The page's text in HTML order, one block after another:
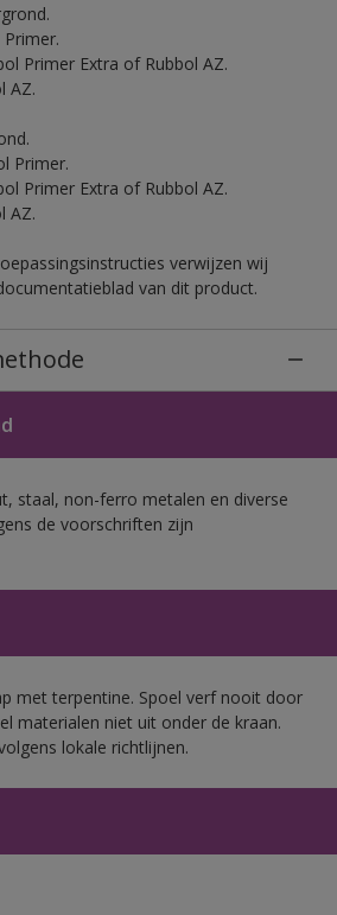
Primer Extra of Rubbol AZ.
AZ.
Primer.
Primer Extra of Rubbol AZ.
AZ.
verwijzen wij
van dit product.
staal, non-ferro metalen en diverse
de voorschriften zijn
met terpentine. Spoel verf nooit door
materialen niet uit onder de kraan.
lokale richtlijnen.